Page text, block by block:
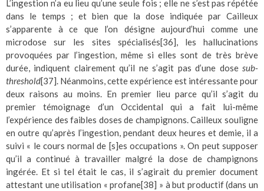
L’ingestion n’a eu lieu qu’une seule fois ; elle ne s’est pas répétée
dans le temps ; et bien que la dose indiquée par Cailleux
s’apparente à ce que l’on désigne aujourd’hui comme une
microdose sur les sites spécialisés[36], les hallucinations
provoquées par l’ingestion, même si elles sont de très brève
durée, indiquent clairement qu’il ne s’agit pas d’une dose sub-
threshold[37]. Néanmoins, cette expérience est intéressante pour
deux raisons au moins. En premier lieu parce qu’il s’agit du
premier témoignage d’un Occidental qui a fait lui-même
l’expérience des faibles doses de champignons. Cailleux souligne
en outre qu’après l’ingestion, pendant deux heures et demie, il a
suivi « le cours normal de [s]es occupations ». On peut supposer
qu’il a continué à travailler malgré la dose de champignons
ingérée. Et si tel était le cas, il s’agirait du premier document
attestant une utilisation « profane[38] » à but productif (dans un